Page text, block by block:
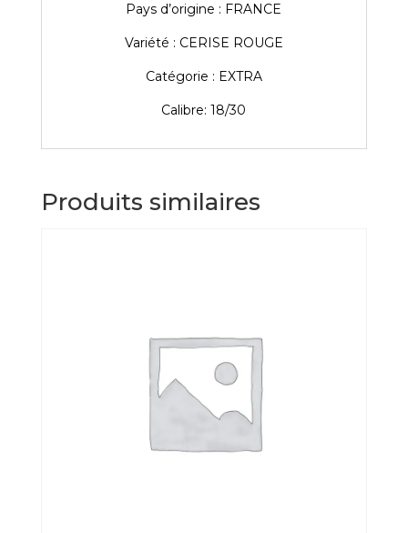
Pays d’origine : FRANCE
Variété : CERISE ROUGE
Catégorie : EXTRA
Calibre: 18/30
Produits similaires